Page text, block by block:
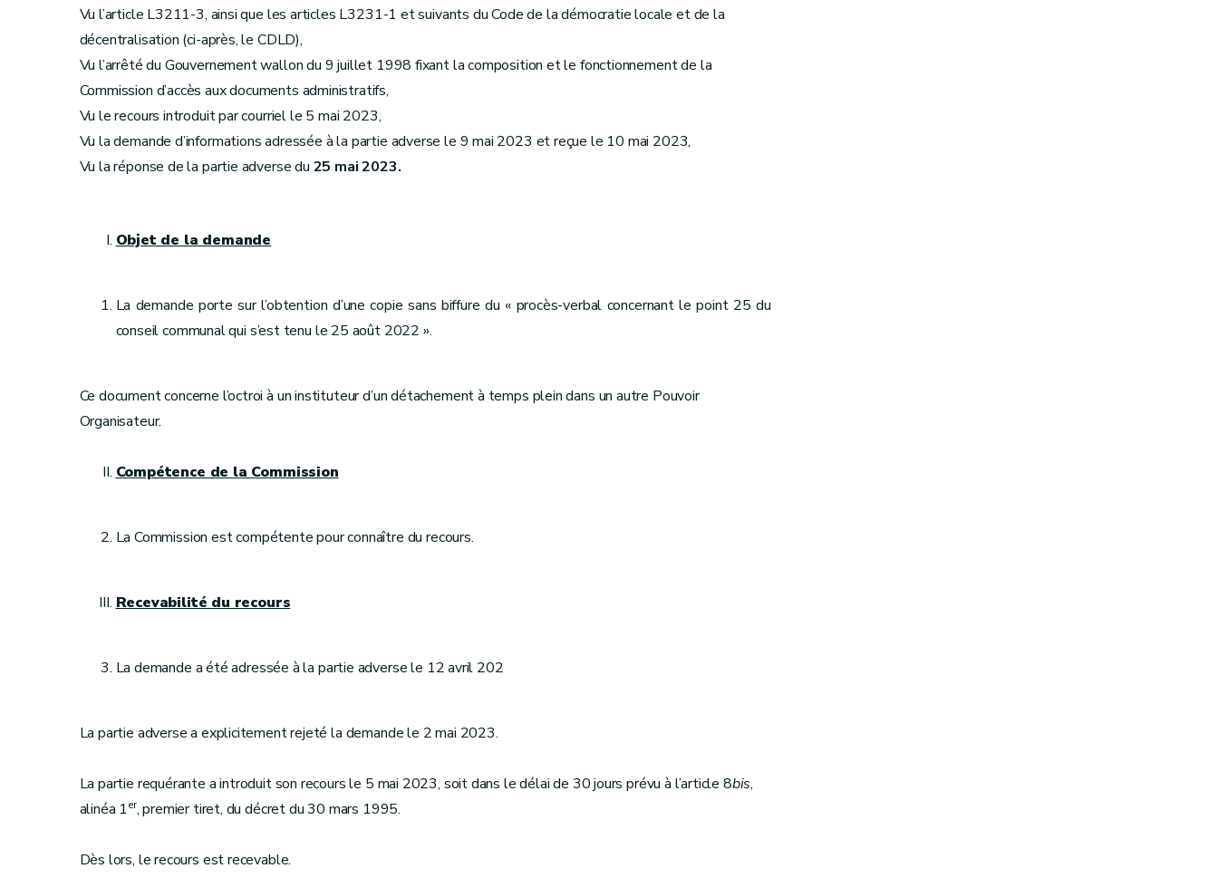
Vu l’article L3211-3, ainsi que les articles L3231-1 et suivants du Code de la démocratie locale et de la
décentralisation (ci-après, le CDLD),
Vu l’arrêté du Gouvernement wallon du 9 juillet 1998 fixant la composition et le fonctionnement de la
Commission d’accès aux documents administratifs,
Vu le recours introduit par courriel le 5 mai 2023,
Vu la demande d’informations adressée à la partie adverse le 9 mai 2023 et reçue le 10 mai 2023,
Vu la réponse de la partie adverse du 25 mai 2023.
Objet de la demande
La demande porte sur l’obtention d’une copie sans biffure du « procès-verbal concernant le point 25 du
conseil communal qui s’est tenu le 25 août 2022 ».
Ce document concerne l’octroi à un instituteur d’un détachement à temps plein dans un autre Pouvoir
Organisateur.
Compétence de la Commission
La Commission est compétente pour connaître du recours.
Recevabilité du recours
La demande a été adressée à la partie adverse le 12 avril 202
La partie adverse a explicitement rejeté la demande le 2 mai 2023.
La partie requérante a introduit son recours le 5 mai 2023, soit dans le délai de 30 jours prévu à l’article 8bis,
alinéa 1er, premier tiret, du décret du 30 mars 1995.
Dès lors, le recours est recevable.